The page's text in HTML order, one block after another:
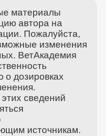
материалы
автора на
Пожалуйста,
изменения
ВетАкадемия
дозировках
сведений
источникам.